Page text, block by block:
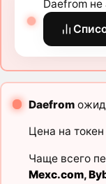
Daefrom не
Daefrom
Цена на токен
Чаще всего
Mexc.com,